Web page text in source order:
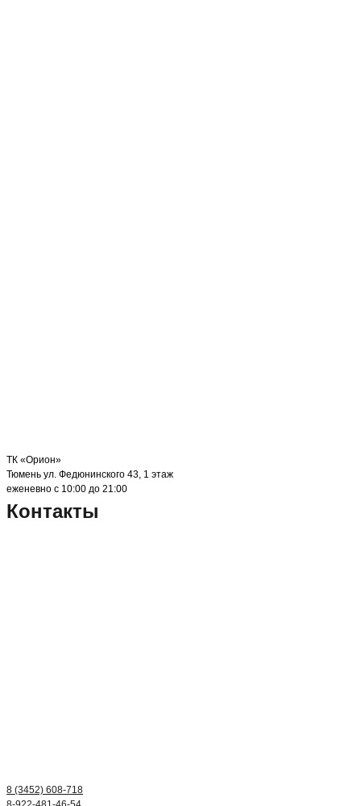
ТК «Орион»
Тюмень ул. Федюнинского 43, 1 этаж
еженевно с 10:00 до 21:00
Контакты
8 (3452) 608-718